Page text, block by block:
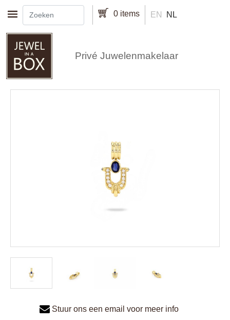
Overslaan en naar de inhoud gaan 0 items EN NL
Privé Juwelenmakelaar
Stuur ons een email voor meer info